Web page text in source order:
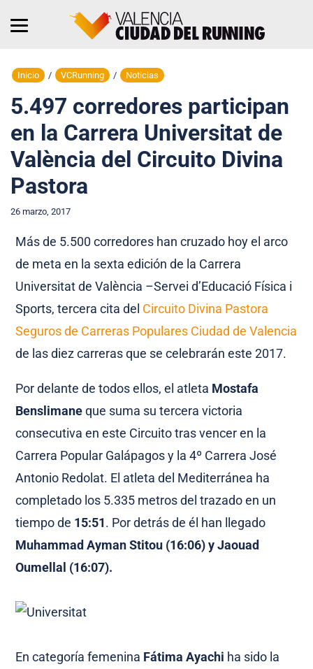
Inicio / VCRunning / Noticias
5.497 corredores participan
en la Carrera Universitat de
València del Circuito Divina
Pastora
26 marzo, 2017
Más de 5.500 corredores han cruzado hoy el arco
de meta en la sexta edición de la Carrera
Universitat de València –Servei d’Educació Física i
Sports, tercera cita del Circuito Divina Pastora
Seguros de Carreras Populares Ciudad de Valencia
de las diez carreras que se celebrarán este 2017.
Por delante de todos ellos, el atleta Mostafa
Benslimaneque suma su tercera victoria
consecutiva en este Circuito tras vencer en la
Carrera Popular Galápagos y la 4º Carrera José
Antonio Redolat. El atleta del Mediterránea ha
completado los 5.335 metros del trazado en un
tiempo de 15:51. Por detrás de él han llegado
Muhammad Ayman Stitou (16:06) y Jaouad
Oumellal (16:07).
En categoría femenina Fátima Ayachi ha sido la